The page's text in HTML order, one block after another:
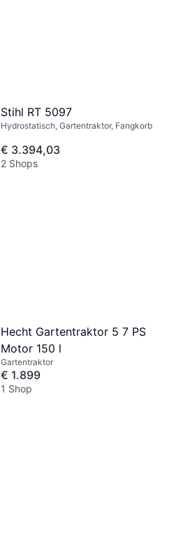
Stihl RT 5097
Hydrostatisch, Gartentraktor, Fangkorb
€ 3.394,03
2 Shops
Hecht Gartentraktor 5 7 PS
Motor 150 l
Gartentraktor
€ 1.899
1 Shop